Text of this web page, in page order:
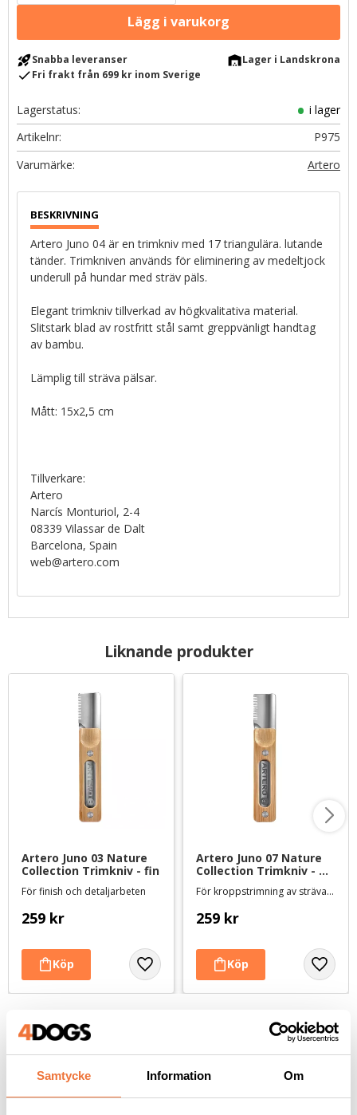
Samtycke Information Om
rocket_launchSnabba leveranser warehouseLager i Landskrona
checkFri frakt från 699 kr inom Sverige
Lagerstatus
i lager
Artikelnr
P975
Artero
Artero Juno 04 är en trimkniv med 17 triangulära. lutande
tänder. Trimkniven används för eliminering av medeltjock
underull på hundar med sträv päls.
Elegant trimkniv tillverkad av högkvalitativa material.
Slitstark blad av rostfritt stål samt greppvänligt handtag
av bambu.
Lämplig till sträva pälsar.
Mått: 15x2,5 cm
Tillverkare:
Artero
Narcís Monturiol, 2-4
08339 Vilassar de Dalt
Barcelona, Spain
web@artero.com
Liknande produkter
Artero Juno 03 Nature
Collection Trimkniv - fin
För finish och detaljarbeten
259 kr
Artero Juno 07 Nature
Collection Trimkniv -
medium/grov
För kroppstrimning av sträva pälsar
259 kr